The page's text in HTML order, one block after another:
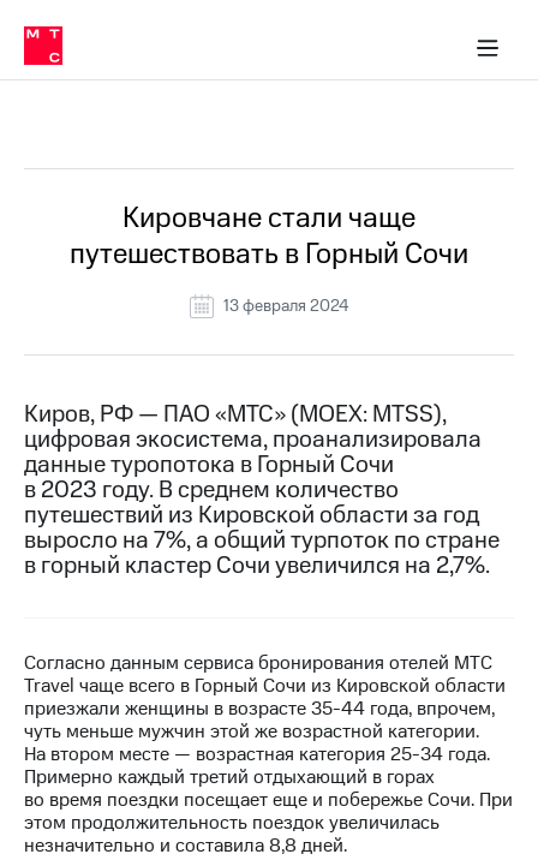
Медиа-центр
и акционерам
Устойчивое развитие
Комплаенс и деловая этика
компании
Карьера
История
компании
Руководство
Контакты
Медиа-центр
Пресс-
релизы
МТС
Интервью
Финансовая
отчетность
Контакты
Новости
в МТС
Пресс-
релизы
о технологиях
Кировчане стали чаще
путешествовать в Горный Сочи
13 февраля 2024
Киров, РФ — ПАО «МТС» (MOEX: MTSS),
цифровая экосистема, проанализировала
данные туропотока в Горный Сочи
в 2023 году. В среднем количество
путешествий из Кировской области за год
выросло на 7%, а общий турпоток по стране
в горный кластер Сочи увеличился на 2,7%.
Согласно данным сервиса бронирования отелей МТС
Travel чаще всего в Горный Сочи из Кировской области
приезжали женщины в возрасте 35-44 года, впрочем,
чуть меньше мужчин этой же возрастной категории.
На втором месте — возрастная категория 25-34 года.
Примерно каждый третий отдыхающий в горах
во время поездки посещает еще и побережье Сочи. При
этом продолжительность поездок увеличилась
незначительно и составила 8,8 дней.